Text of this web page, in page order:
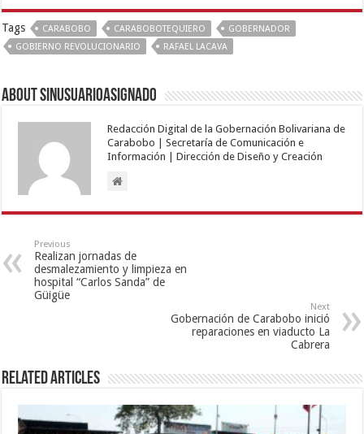
Tags CARABOBO CARABOBOTEQUIERO
GOBERNADOR
GOBIERNO REVOLUCIONARIO
RAFAEL LACAVA
About sinusuarioasignado
Redacción Digital de la Gobernación Bolivariana de
Carabobo | Secretaría de Comunicación e
Información | Dirección de Diseño y Creación
Previous
Realizan jornadas de
desmalezamiento y limpieza en
hospital “Carlos Sanda” de
Güigüe
Next
Gobernación de Carabobo inició
reparaciones en viaducto La
Cabrera
Related Articles